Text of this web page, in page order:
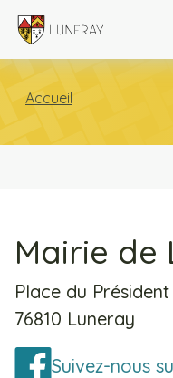
Accueil
Mairie de
Place du
76810 Luneray
Suivez-nous